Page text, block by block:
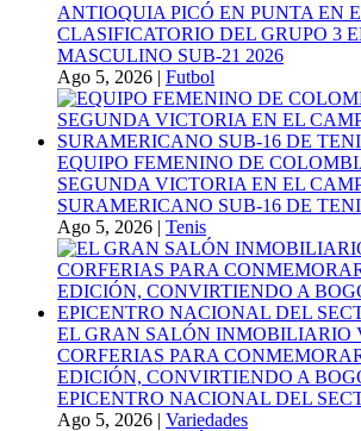
ANTIOQUIA PICÓ EN PUNTA EN
CLASIFICATORIO DEL GRUPO 3
MASCULINO SUB-21 2026
Ago 5, 2026 | Futbol
EQUIPO FEMENINO DE
SEGUNDA VICTORIA EN EL
SURAMERICANO SUB-16 DE
Ago 5, 2026 | Tenis
EL GRAN SALÓN INMOBILIARIO
CORFERIAS PARA
EDICIÓN, CONVIRTIENDO A
EPICENTRO NACIONAL DEL
Ago 5, 2026 | Variedades